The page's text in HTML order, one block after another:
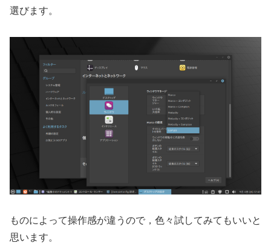
選びます。
ものによって操作感が違うので，色々試してみてもいいと
思います。